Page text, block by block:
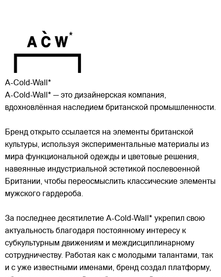
A-Cold-Wall*
A-Cold-Wall* — это дизайнерская компания,
вдохновлённая наследием британской промышленности.
Бренд открыто ссылается на элементы британской
культуры, используя экспериментальные материалы из
мира функциональной одежды и цветовые решения,
навеянные индустриальной эстетикой послевоенной
Британии, чтобы переосмыслить классические элементы
мужского гардероба.
За последнее десятилетие A-Cold-Wall* укрепил свою
актуальность благодаря постоянному интересу к
субкультурным движениям и междисциплинарному
сотрудничеству. Работая как с молодыми талантами, так
и с уже известными именами, бренд создал платформу,